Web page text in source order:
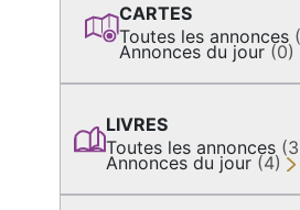
CARTES
Toutes les annonces
Annonces du jour (0)
LIVRES
Toutes les annonces
Annonces du jour (4)